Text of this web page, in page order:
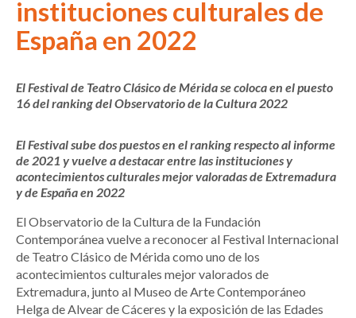
instituciones culturales de
España en 2022
El Festival de Teatro Clásico de Mérida se coloca en el puesto
16 del ranking del Observatorio de la Cultura 2022
El Festival sube dos puestos en el ranking respecto al informe
de 2021 y vuelve a destacar entre las instituciones y
acontecimientos culturales mejor valoradas de Extremadura
y de España en 2022
El Observatorio de la Cultura de la Fundación
Contemporánea vuelve a reconocer al Festival Internacional
de Teatro Clásico de Mérida como uno de los
acontecimientos culturales mejor valorados de
Extremadura, junto al Museo de Arte Contemporáneo
Helga de Alvear de Cáceres y la exposición de las Edades